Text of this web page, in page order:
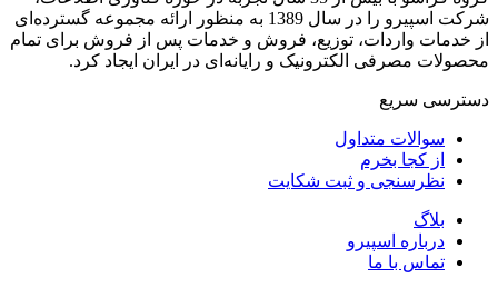
شرکت اسپیرو را در سال 1389 به منظور ارائه مجموعه گسترده‌ای
از خدمات واردات، توزیع، فروش و خدمات پس از فروش برای تمام
محصولات مصرفی الکترونیک و رایانه‌ای در ایران ایجاد کرد.
دسترسی‌ سریع
سوالات متداول
از کجا بخرم
نظرسنجی و ثبت شکایت
بلاگ
درباره اسپیرو
تماس با ما